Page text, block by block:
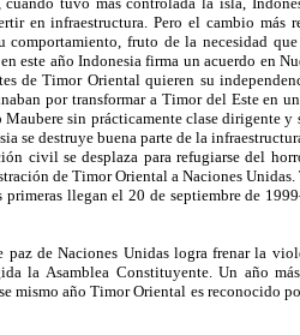
en infraestructura. Pero el cambio más
comportamiento, fruto de la necesidad
este año Indonesia firma un acuerdo en
de Timor Oriental quieren su
por transformar a Timor del Este en
sin prácticamente clase dirigente
se destruye buena parte de la
civil se desplaza para refugiarse del
de Timor Oriental a Naciones
llegan el 20 de septiembre de
paz de Naciones Unidas logra frenar la
la Asamblea Constituyente. Un año
mismo año Timor Oriental es reconocido